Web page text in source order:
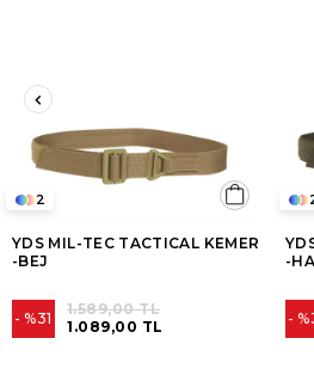
YDS MIL-TEC TACTICAL KEMER
-BEJ
%31 1.089,00 TL
1.589,00 TL
2
-